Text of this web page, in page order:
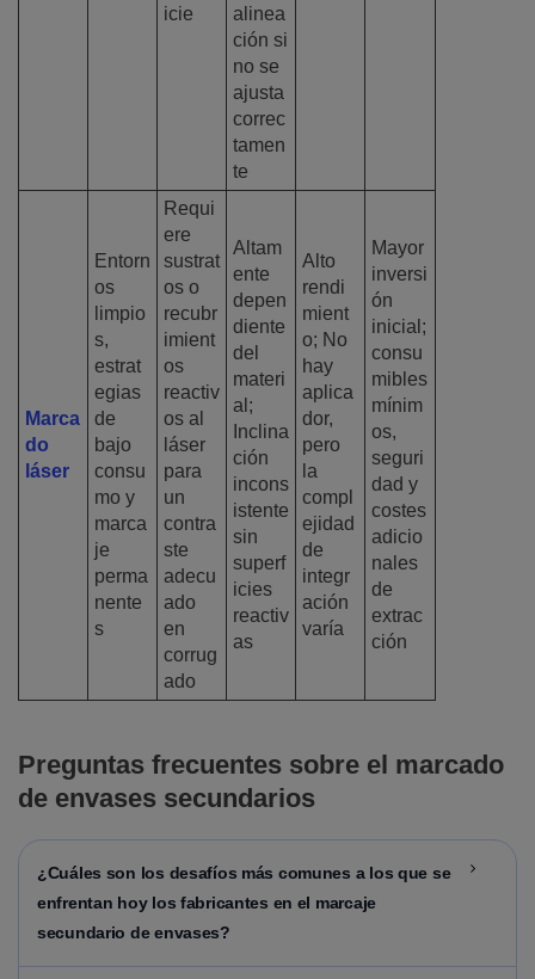
icie
alinea
ción si
no se
ajusta
correc
tamen
te
Marca
do
láser
Entorn
os
limpio
s,
estrat
egias
de
bajo
consu
mo y
marca
je
perma
nente
s
Requi
ere
sustrat
os o
recubr
imient
os
reactiv
os al
láser
para
un
contra
ste
adecu
ado
en
corrug
ado
Altam
ente
depen
diente
del
materi
al;
Inclina
ción
incons
istente
sin
superf
icies
reactiv
as
Alto
rendi
mient
o; No
hay
aplica
dor,
pero
la
compl
ejidad
de
integr
ación
varía
Mayor
inversi
ón
inicial;
consu
mibles
mínim
os,
seguri
dad y
costes
adicio
nales
de
extrac
ción
Preguntas frecuentes sobre el marcado
de envases secundarios
¿Cuáles son los desafíos más comunes a los que se
enfrentan hoy los fabricantes en el marcaje
secundario de envases?